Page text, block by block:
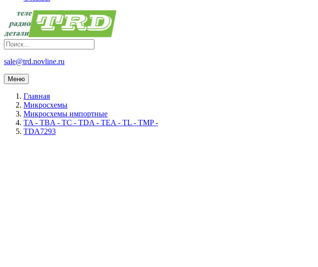
sale@trd.novline.ru
Меню
Главная
Микросхемы
Микросхемы импортные
TA - TBA - TC - TDA - TEA - TL - TMP -
TDA7293